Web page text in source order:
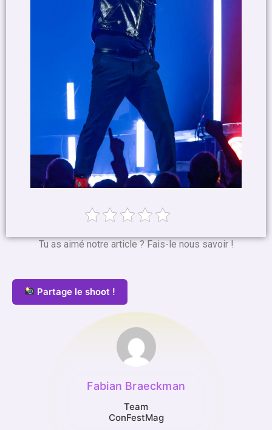
Tu as aimé notre article ? Fais-le nous savoir !
Partage le shoot !
Fabian Braeckman
Team
ConFestMag